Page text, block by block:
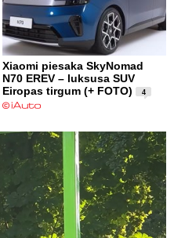
Xiaomi piesaka SkyNomad
N70 EREV – luksusa SUV
Eiropas tirgum (+ FOTO)
4